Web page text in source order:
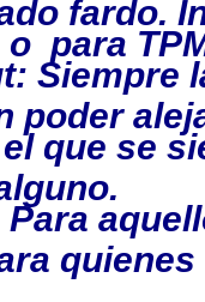
fardo.
para
Siempre
poder
que se